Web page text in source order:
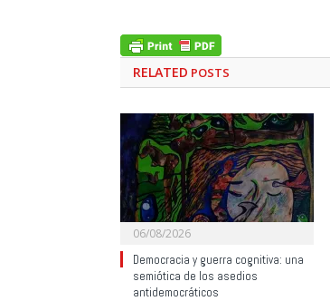
RELATED POSTS
06/08/2026
Democracia y guerra cognitiva: una
semiótica de los asedios
antidemocráticos